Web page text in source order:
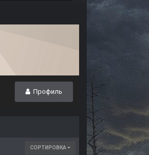
Профиль
СОРТИРОВКА